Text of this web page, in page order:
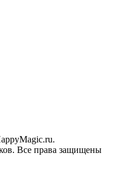
Все права защищены